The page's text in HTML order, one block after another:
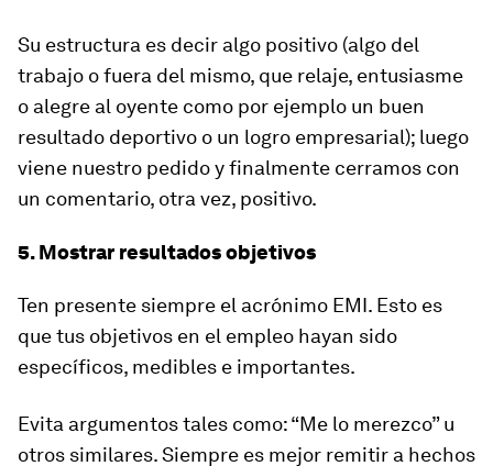
Su estructura es decir algo positivo (algo del
trabajo o fuera del mismo, que relaje, entusiasme
o alegre al oyente como por ejemplo un buen
resultado deportivo o un logro empresarial); luego
viene nuestro pedido y finalmente cerramos con
un comentario, otra vez, positivo.
5. Mostrar resultados objetivos
Ten presente siempre el acrónimo EMI. Esto es
que tus objetivos en el empleo hayan sido
específicos, medibles e importantes.
Evita argumentos tales como: “Me lo merezco” u
otros similares. Siempre es mejor remitir a hechos